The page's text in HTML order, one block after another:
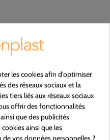
[...]
les cookies afin d'optimiser
des réseaux sociaux et la
tiers liés aux réseaux sociaux
offrir des fonctionnalités
que des publicités
ainsi que les
vos données personnelles ?